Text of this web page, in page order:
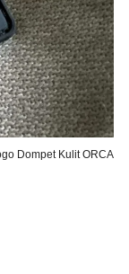
Dompet Kulit ORCA